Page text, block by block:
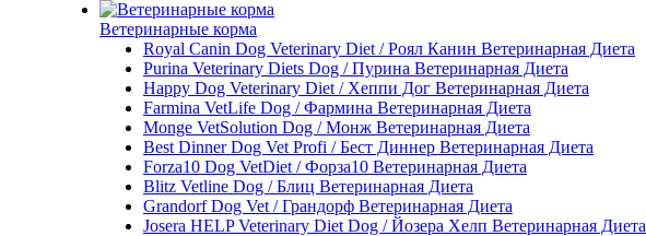
Ветеринарные корма
Royal Canin Dog Veterinary Diet / Роял Канин Ветеринарная Диета
Purina Veterinary Diets Dog / Пурина Ветеринарная Диета
Happy Dog Veterinary Diet / Хеппи Дог Ветеринарная Диета
Farmina VetLife Dog / Фармина Ветеринарная Диета
Monge VetSolution Dog / Монж Ветеринарная Диета
Best Dinner Dog Vet Profi / Бест Диннер Ветеринарная Диета
Forza10 Dog VetDiet / Форза10 Ветеринарная Диета
Blitz Vetline Dog / Блиц Ветеринарная Диета
Grandorf Dog Vet / Грандорф Ветеринарная Диета
Josera HELP Veterinary Diet Dog / Йозера Хелп Ветеринарная Диета